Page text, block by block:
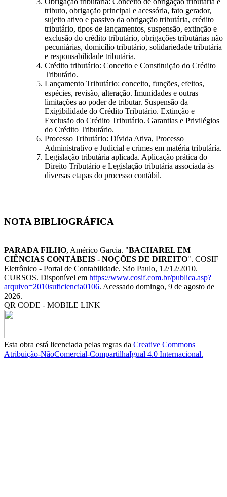
tributo, obrigação principal e acessória, fato gerador,
sujeito ativo e passivo da obrigação tributária, crédito
tributário, tipos de lançamentos, suspensão, extinção e
exclusão do crédito tributário, obrigações tributárias não
pecuniárias, domicílio tributário, solidariedade tributária
e responsabilidade tributária.
Crédito tributário: Conceito e Constituição do Crédito
Tributário.
Lançamento Tributário: conceito, funções, efeitos,
espécies, revisão, alteração. Imunidades e outras
limitações ao poder de tributar. Suspensão da
Exigibilidade do Crédito Tributário. Extinção e
Exclusão do Crédito Tributário. Garantias e Privilégios
do Crédito Tributário.
Processo Tributário: Dívida Ativa, Processo
Administrativo e Judicial e crimes em matéria tributária.
Legislação tributária aplicada. Aplicação prática do
Direito Tributário e Legislação tributária associada às
diversas etapas do processo contábil.
NOTA BIBLIOGRÁFICA
PARADA FILHO, Américo Garcia. "BACHAREL EM
CIÊNCIAS CONTÁBEIS - NOÇÕES DE DIREITO". COSIF
Eletrônico - Portal de Contabilidade. São Paulo, 12/12/2010.
CURSOS. Disponível em https://www.cosif.com.br/publica.asp?
arquivo=2010suficiencia0106. Acessado domingo, 9 de agosto de
2026.
QR CODE - MOBILE LINK
Esta obra está licenciada pelas regras da Creative Commons
Atribuição-NãoComercial-CompartilhaIgual 4.0 Internacional.